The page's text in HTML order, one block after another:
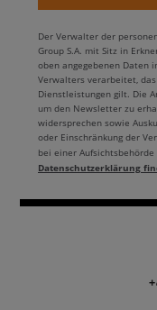
Der Verwalter der
Group S.A. mit Sitz in
oben angegebenen Daten
Verwalters verarbeitet,
Dienstleistungen gilt. Die
um den Newsletter zu
widersprechen sowie
oder Einschränkung der
bei einer
Datenschutzerklärung